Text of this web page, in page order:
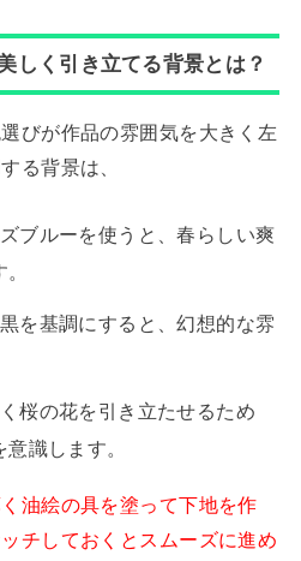
しく引き立てる背景とは？
びが作品の雰囲気を大きく左
る背景は、
ズブルーを使うと、春らしい爽
黒を基調にすると、幻想的な雰
く桜の花を引き立たせるため
識します。
油絵の具を塗って下地を作
チしておくとスムーズに進め